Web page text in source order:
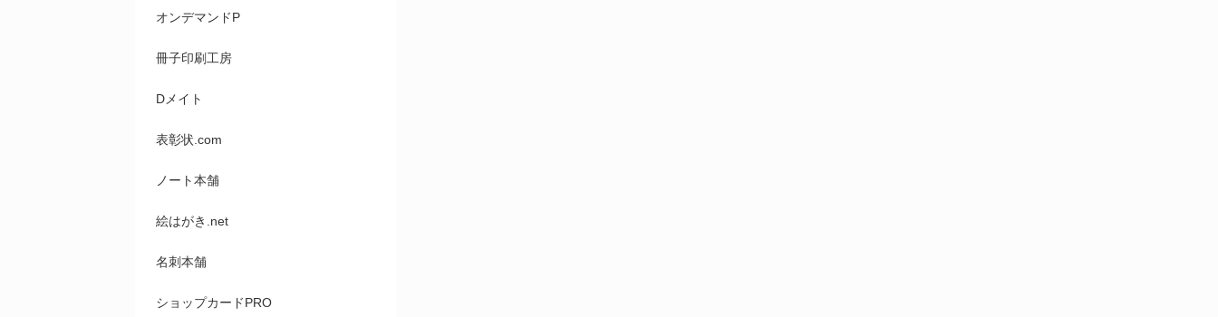
オンデマンドP
冊子印刷工房
Dメイト
表彰状.com
ノート本舗
絵はがき.net
名刺本舗
ショップカードPRO